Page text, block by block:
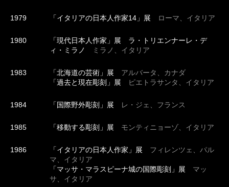
1979 「イタリアの日本人作家14」展 ローマ、イタリア
1980
「現代日本人作家」展 ラ・トリエンナーレ・デ
ィ・ミラノ
ミラノ、イタリア
1983 「北海道の芸術」展 アルバータ、カナダ
「過去と現在彫刻」展
ピエトラサンタ、イタリア
1984 「国際野外彫刻」展 レ・ジェ、フランス
1985 「移動する彫刻」展 モンティニョーゾ、イタリア
1986 「イタリアの日本人作家」展 フィレンツェ、パル
マ、イタリア
「マッサ・マラスピーナ城の国際彫刻」展 マッ
サ、イタリア